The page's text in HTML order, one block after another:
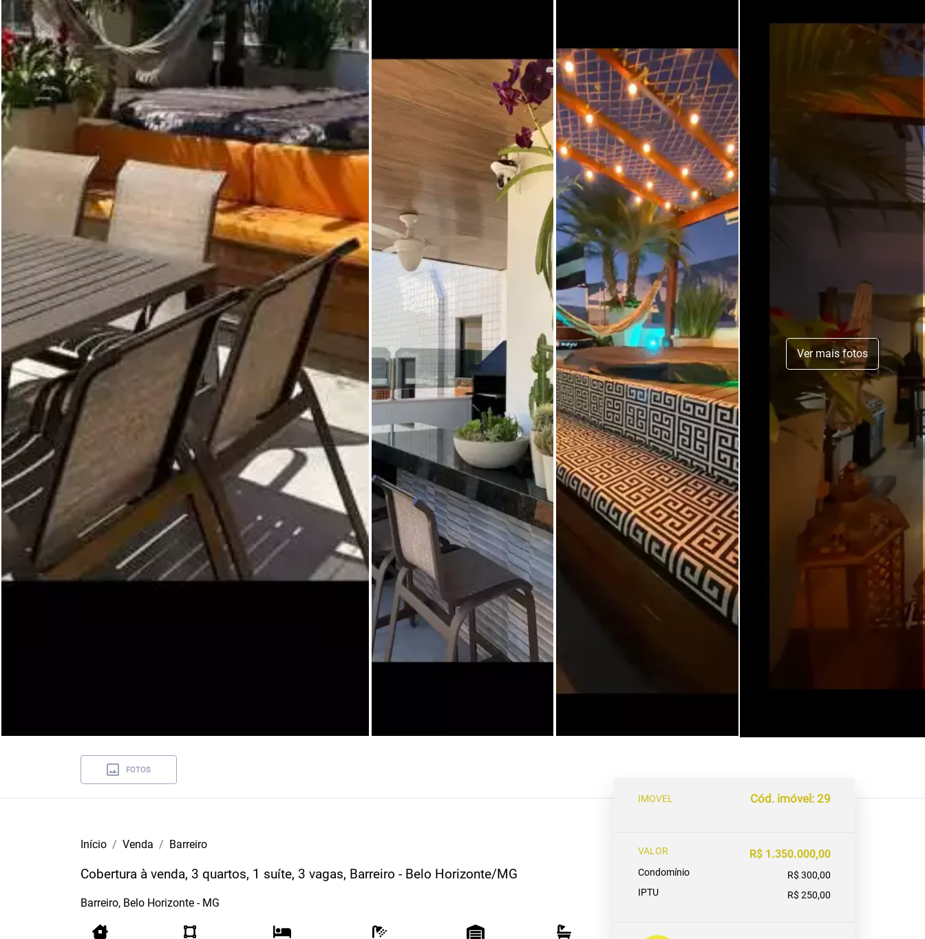
Ver mais fotos
FOTOS
Início Venda Barreiro
Cobertura à venda, 3 quartos, 1 suíte, 3 vagas, Barreiro - Belo Horizonte/MG
Barreiro, Belo Horizonte - MG
IMOVEL Cód. imóvel: 29
VALOR R$ 1.350.000,00
Condomínio
R$ 300,00
IPTU
R$ 250,00